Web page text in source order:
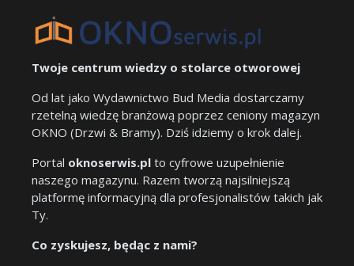
Twoje centrum wiedzy o stolarce otworowej
Od lat jako Wydawnictwo Bud Media dostarczamy
rzetelną wiedzę branżową poprzez ceniony magazyn
OKNO (Drzwi & Bramy). Dziś idziemy o krok dalej.
Portal oknoserwis.pl to cyfrowe uzupełnienie
naszego magazynu. Razem tworzą najsilniejszą
platformę informacyjną dla profesjonalistów takich jak
Ty.
Co zyskujesz, będąc z nami?